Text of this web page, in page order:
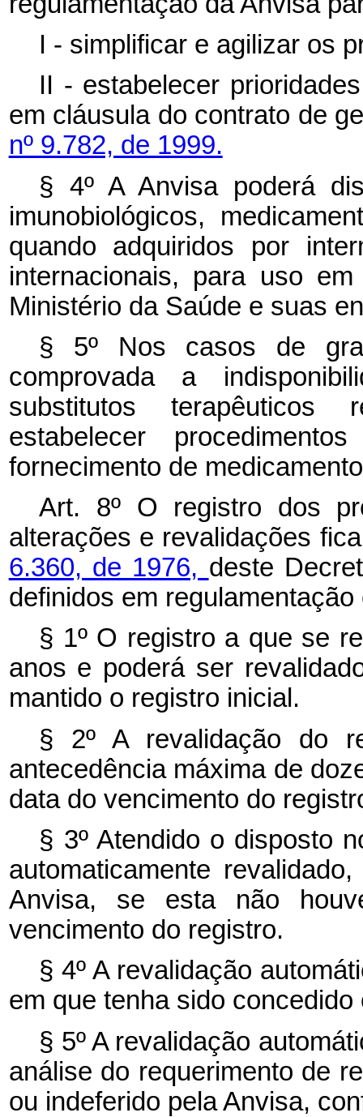
I - simplificar e agilizar os
II - estabelecer
em cláusula do contrato de
nº 9.782, de 1999.
§ 4º A Anvisa poderá
imunobiológicos,
quando adquiridos por
internacionais, para uso
Ministério da Saúde e suas
§ 5º Nos casos de
comprovada a
substitutos terapêuticos
estabelecer
fornecimento de
Art. 8º O registro dos
alterações e revalidações
6.360, de 1976, deste
definidos em
§ 1º O registro a que se
anos e poderá ser
mantido o registro inicial.
§ 2º A revalidação do
antecedência máxima de
data do vencimento do
§ 3º Atendido o disposto
automaticamente
Anvisa, se esta não
vencimento do registro.
§ 4º A revalidação
em que tenha sido
§ 5º A revalidação
análise do requerimento de
ou indeferido pela Anvisa,